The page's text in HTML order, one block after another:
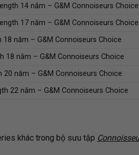
14 năm – G&M Connoiseurs Choice
17 năm – G&M Connoiseurs Choice
năm – G&M Connoiseurs Choice
18 năm – G&M Connoiseurs Choice
năm – G&M Connoiseurs Choice
22 năm – G&M Connoiseurs Choice
khác trong bộ sưu tập